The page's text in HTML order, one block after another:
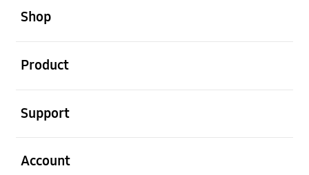
Shop
Product
Support
Account